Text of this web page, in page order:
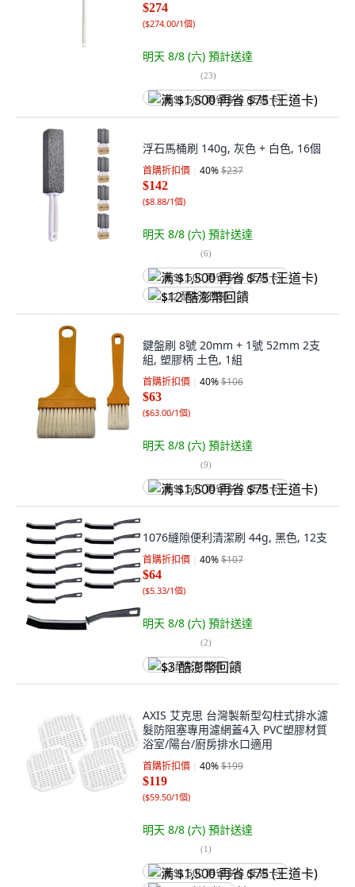
$274
($274.00/1個)
明天 8/8 (六) 預計送達
(23)
满 $1,500 再省 $75 (王道卡)
浮石馬桶刷 140g, 灰色 + 白色, 16個
首購折扣價 40%$237
$142
($8.88/1個)
明天 8/8 (六) 預計送達
(6)
满 $1,500 再省 $75 (王道卡)
$12 酷澎幣回饋
鍵盤刷 8號 20mm + 1號 52mm 2支
組, 塑膠柄 土色, 1組
首購折扣價 40%$106
$63
($63.00/1個)
明天 8/8 (六) 預計送達
(9)
满 $1,500 再省 $75 (王道卡)
1076縫隙便利清潔刷 44g, 黑色, 12支
首購折扣價 40%$107
$64
($5.33/1個)
明天 8/8 (六) 預計送達
(2)
$3 酷澎幣回饋
AXIS 艾克思 台灣製新型勾柱式排水濾
髮防阻塞專用濾網蓋4入 PVC塑膠材質
浴室/陽台/廚房排水口適用
首購折扣價 40%$199
$119
($59.50/1個)
明天 8/8 (六) 預計送達
(1)
满 $1,500 再省 $75 (王道卡)